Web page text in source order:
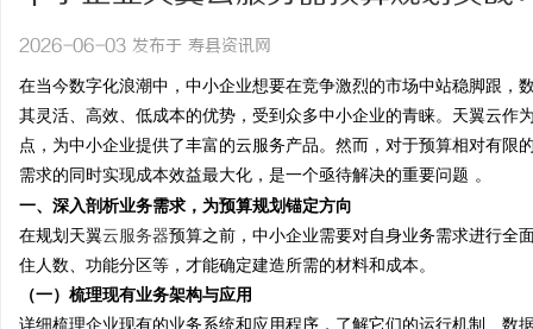
2026-06-03 发布于 寿县资讯网
在当今数字化浪潮中，中小企业想要在竞争激烈的市场中站稳脚跟
其灵活、高效、低成本的优势，受到众多中小企业的青睐。天翼云作
点，为中小企业提供了丰富的云服务产品。然而，对于预算相对有限
需求的同时实现成本效益最大化，是一个亟待解决的重要问题 。
一、深入剖析业务需求，为预算规划锚定方向
在规划天翼云服务器预算之前，中小企业需要对自身业务需求进行全
住人数、功能分区等，才能确定建造所需的材料和成本。
（一）梳理现有业务架构与应用
详细梳理企业现有的业务系统和应用程序，了解它们的运行机制、